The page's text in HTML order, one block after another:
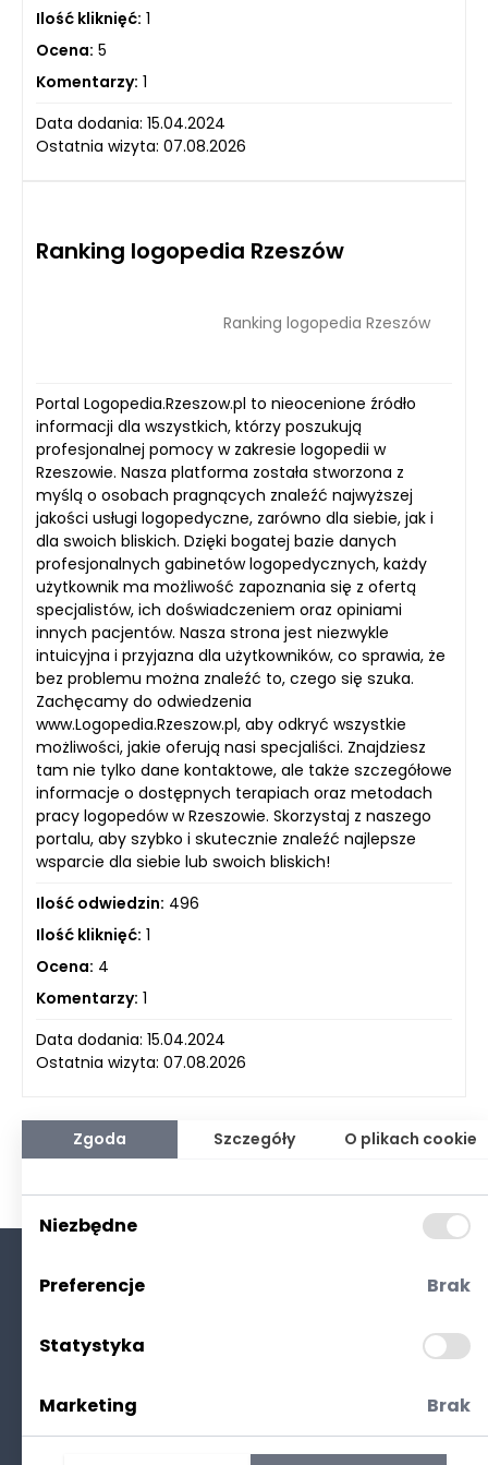
Ilość kliknięć: 1
Ocena: 5
Komentarzy: 1
Data dodania: 15.04.2024
Ostatnia wizyta: 07.08.2026
Ranking logopedia Rzeszów
Ranking logopedia Rzeszów
Portal Logopedia.Rzeszow.pl to nieocenione źródło
informacji dla wszystkich, którzy poszukują
profesjonalnej pomocy w zakresie logopedii w
Rzeszowie. Nasza platforma została stworzona z
myślą o osobach pragnących znaleźć najwyższej
jakości usługi logopedyczne, zarówno dla siebie, jak i
dla swoich bliskich. Dzięki bogatej bazie danych
profesjonalnych gabinetów logopedycznych, każdy
użytkownik ma możliwość zapoznania się z ofertą
specjalistów, ich doświadczeniem oraz opiniami
innych pacjentów. Nasza strona jest niezwykle
intuicyjna i przyjazna dla użytkowników, co sprawia, że
bez problemu można znaleźć to, czego się szuka.
Zachęcamy do odwiedzenia
www.Logopedia.Rzeszow.pl, aby odkryć wszystkie
możliwości, jakie oferują nasi specjaliści. Znajdziesz
tam nie tylko dane kontaktowe, ale także szczegółowe
informacje o dostępnych terapiach oraz metodach
pracy logopedów w Rzeszowie. Skorzystaj z naszego
portalu, aby szybko i skutecznie znaleźć najlepsze
wsparcie dla siebie lub swoich bliskich!
Ilość odwiedzin: 496
Ilość kliknięć: 1
Ocena: 4
Komentarzy: 1
Data dodania: 15.04.2024
Ostatnia wizyta: 07.08.2026
Polityka prywatności
Zgoda Szczegóły O plikach cookie
Niezbędne
Preferencje Brak
Statystyka
Marketing Brak